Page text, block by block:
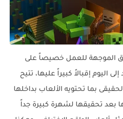
الموجهة للعمل خصيصاً على
اليوم إقبالاً كبيراً عليها، تتيح
بما تحتويه الألعاب بداخلها
بعد تحقيقها لشهرة كبيرة جداً